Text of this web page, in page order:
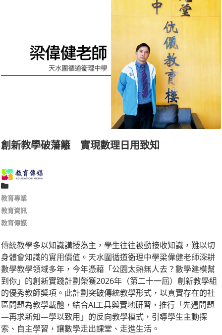
創新教學破藩籬 實現數理日用致知
教育專業
教育資訊
教育傳媒
傳統教學多以知識講授為主，學生往往被動接收知識，難以切
身體會知識的實用價值。天水圍循道衞理中學梁偉健老師深耕
數學教學領域多年，今年憑藉「公園太熱無人去？數學建模幫
到你」的創新實踐計劃榮獲2026年（第二十一屆）創新教學組
的優秀教師獎項。此計劃突破傳統教學形式，以真實存在的社
區問題為教學載體，結合AI工具與實地研習，推行「先遇問題
—再求新知—學以致用」的反向教學模式，引導學生主動探
索、自主學習，讓數學走出課堂、走進生活。